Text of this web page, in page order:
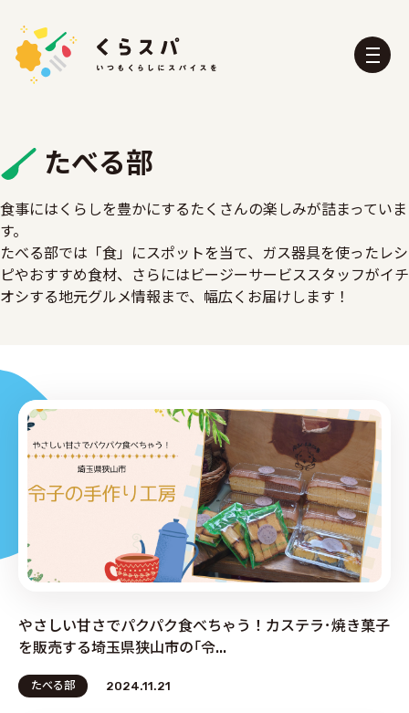
おふろ部
せいかつ部
おでかけ部
こども部
ぼうさい部
PRODUCE by ︎BG SERVICE
たべる部
食事にはくらしを豊かにするたくさんの楽しみが詰まっていま
す。
たべる部では「食」にスポットを当て、ガス器具を使ったレシ
ピやおすすめ食材、さらにはビージーサービススタッフがイチ
オシする地元グルメ情報まで、幅広くお届けします！
やさしい甘さでパクパク食べちゃう！カステラ･焼き菓子
を販売する埼玉県狭山市の｢令...
たべる部 2024.11.21